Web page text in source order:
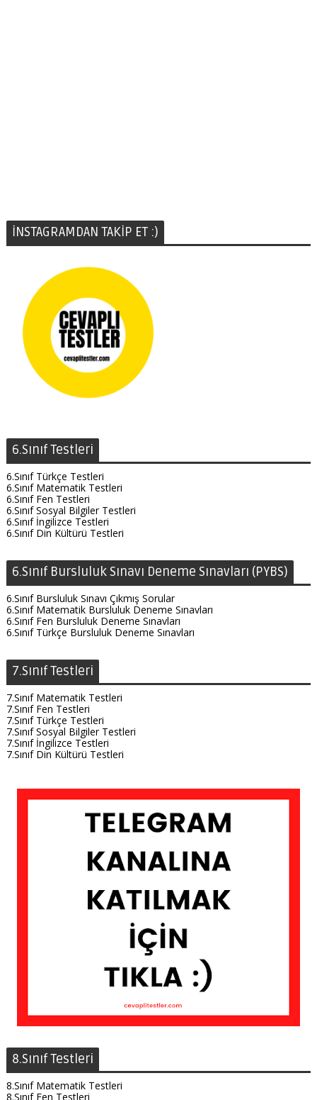
İNSTAGRAMDAN TAKİP ET :)
6.Sınıf Testleri
6.Sınıf Türkçe Testleri
6.Sınıf Matematik Testleri
6.Sınıf Fen Testleri
6.Sınıf Sosyal Bilgiler Testleri
6.Sınıf İngilizce Testleri
6.Sınıf Din Kültürü Testleri
6.Sınıf Bursluluk Sınavı Deneme Sınavları (PYBS)
6.Sınıf Bursluluk Sınavı Çıkmış Sorular
6.Sınıf Matematik Bursluluk Deneme Sınavları
6.Sınıf Fen Bursluluk Deneme Sınavları
6.Sınıf Türkçe Bursluluk Deneme Sınavları
7.Sınıf Testleri
7.Sınıf Matematik Testleri
7.Sınıf Fen Testleri
7.Sınıf Türkçe Testleri
7.Sınıf Sosyal Bilgiler Testleri
7.Sınıf İngilizce Testleri
7.Sınıf Din Kültürü Testleri
8.Sınıf Testleri
8.Sınıf Matematik Testleri
8.Sınıf Fen Testleri